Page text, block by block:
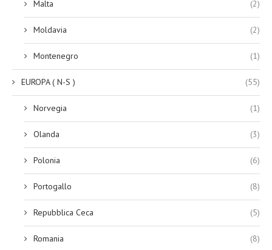
Malta (2)
Moldavia (2)
Montenegro (1)
EUROPA ( N-S ) (55)
Norvegia (1)
Olanda (3)
Polonia (6)
Portogallo (8)
Repubblica Ceca (5)
Romania (8)